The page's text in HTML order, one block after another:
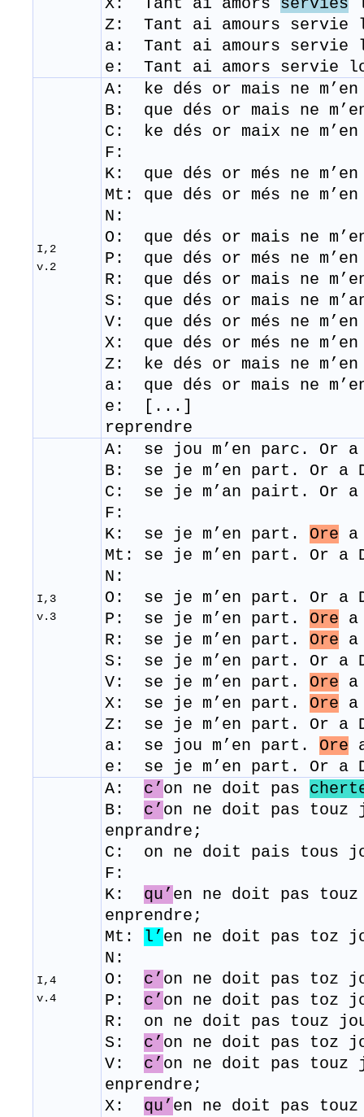
Z: Tant ai amours servie
a: Tant ai amours servie
e: Tant ai amors
I,2
v.2
A: ke dés or mais ne
B: que dés or mais ne
C: ke dés or maix ne
F:
K: que dés or més ne
Mt: que dés or més ne
N:
O: que dés or mais ne
P: que dés or més ne
R: que dés or mais ne
S: que dés or mais ne
V: que dés or més ne
X: que dés or més ne
Z: ke dés or mais ne
a: que dés or mais ne
e:
reprendre
I,3
v.3
A: se jou m’en parc. Or a
B: se je m’en part. Or a
C: se je m’an pairt. Or
F:
K: se je m’en part. Ore a
Mt: se je m’en part. Or a
N:
O: se je m’en part. Or a
P: se je m’en part. Ore a
R: se je m’en part. Ore a
S: se je m’en part. Or a
V: se je m’en part. Ore a
X: se je m’en part. Ore a
Z: se je m’en part. Or a
a: se jou m’en part. Ore
e: se je m’en part. Or
I,4
v.4
A: c’ on ne doit pas
B: c’ on ne doit pas
enprandre;
C: on ne doit pais tous
F:
K: qu’ en ne doit pas
enprendre;
Mt: l’ en ne doit pas toz
N:
O: c’ on ne doit pas toz
P: c’ on ne doit pas toz
R: on ne doit pas touz
S: c’ on ne doit pas toz
V: c’ on ne doit pas
enprendre;
X: qu’ en ne doit pas